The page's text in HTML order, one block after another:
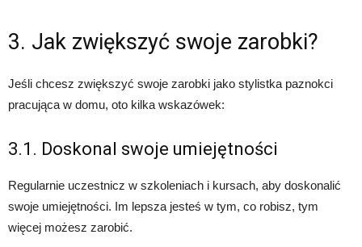
3. Jak zwiększyć swoje zarobki?
Jeśli chcesz zwiększyć swoje zarobki jako stylistka paznokci
pracująca w domu, oto kilka wskazówek:
3.1. Doskonal swoje umiejętności
Regularnie uczestnicz w szkoleniach i kursach, aby doskonalić
swoje umiejętności. Im lepsza jesteś w tym, co robisz, tym
więcej możesz zarobić.